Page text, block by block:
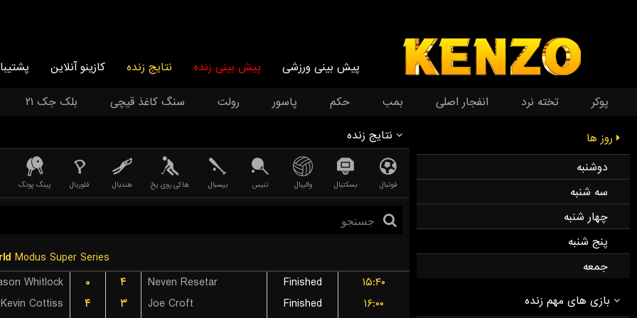
پیش بینی ورزشی پیش بینی زنده نتایج زنده کازینو آنلاین
پوکر تخته نرد انفجار اصلی بمب حکم پاسور رولت سنگ کاغذ قیچی بلک جک ۲۱
روز ها
دوشنبه
سه شنبه
چهار شنبه
پنج شنبه
جمعه
نتایج زنده
فوتبال بسکتبال والیبال تنیس بیسبال هاکی روی یخ هندبال فلوربال پینگ پونگ
Modus Super Series
Whitlock
۰ ۴ Neven Resetar Finished
۱۵:۴۰
Kevin Cottiss
۴ ۳ Joe Croft Finished
۱۶:۰۰